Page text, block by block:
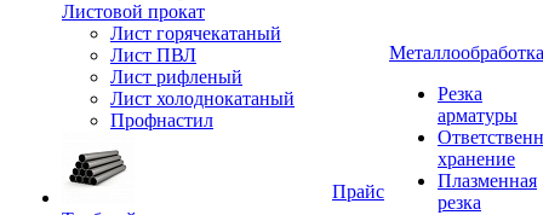
Листовой прокат
Лист горячекатаный
Лист ПВЛ
Лист рифленый
Лист холоднокатаный
Профнастил
Прайс
Металлообработка
Резка
арматуры
хранение
Плазменная
резка